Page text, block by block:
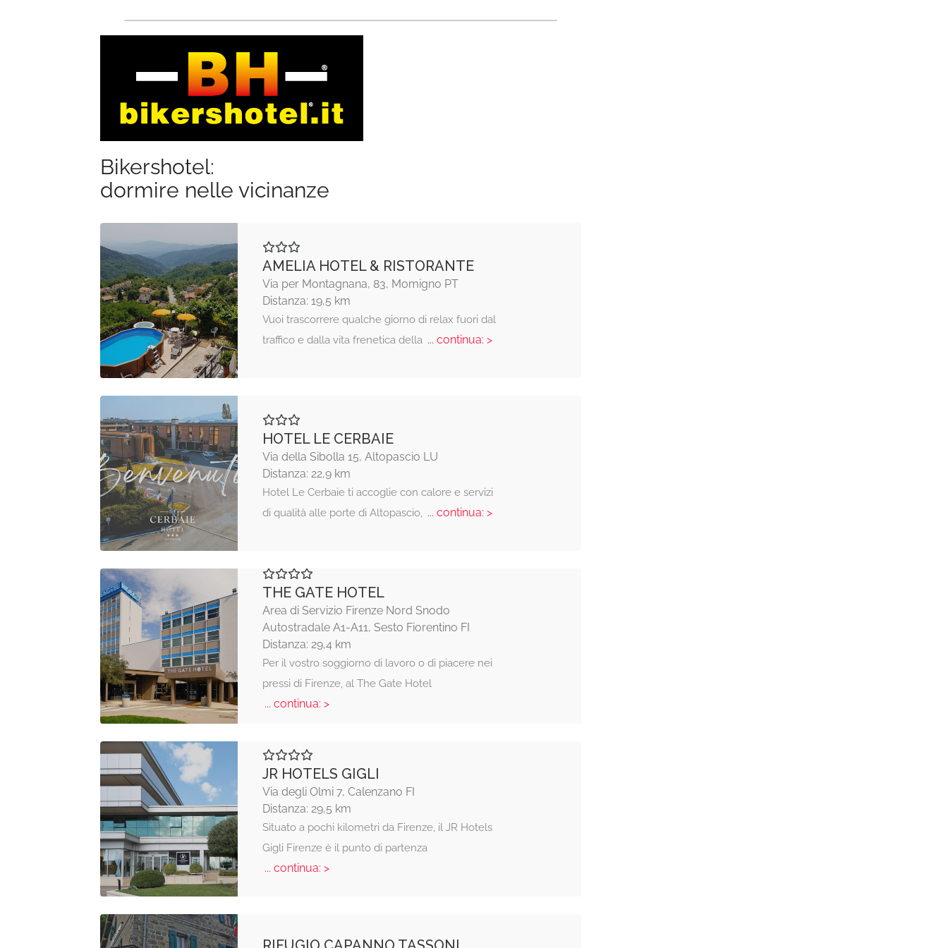
Bikershotel:
dormire nelle vicinanze
AMELIA HOTEL & RISTORANTE
Via per Montagnana, 83, Momigno PT
Distanza: 19,5 km
Vuoi trascorrere qualche giorno di relax fuori dal
traffico e dalla vita frenetica della... continua: >
HOTEL LE CERBAIE
Via della Sibolla 15, Altopascio LU
Distanza: 22,9 km
Hotel Le Cerbaie ti accoglie con calore e servizi
di qualità alle porte di Altopascio, ... continua: >
THE GATE HOTEL
Area di Servizio Firenze Nord Snodo
Autostradale A1-A11, Sesto Fiorentino FI
Distanza: 29,4 km
Per il vostro soggiorno di lavoro o di piacere nei
pressi di Firenze, al The Gate Hotel
... continua: >
JR HOTELS GIGLI
Via degli Olmi 7, Calenzano FI
Distanza: 29,5 km
Situato a pochi kilometri da Firenze, il JR Hotels
Gigli Firenze è il punto di partenza
... continua: >